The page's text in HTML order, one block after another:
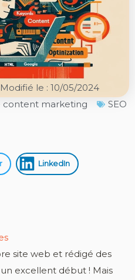
Modifié le : 10/05/2024
content marketing
SEO
LinkedIn
site web et rédigé des
excellent début ! Mais